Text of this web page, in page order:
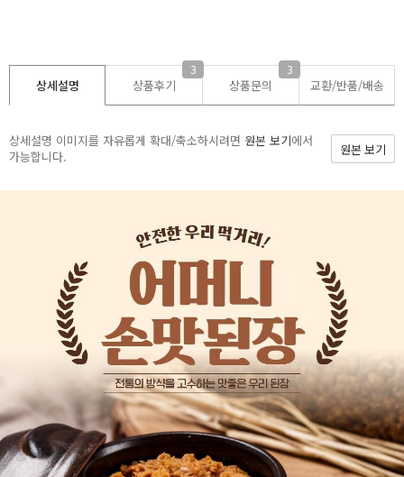
상세설명 상품후기
3
상품문의
3
교환/반품/배송
상세설명 이미지를 자유롭게 확대/축소하시려면 원본 보기에서
가능합니다.
원본 보기